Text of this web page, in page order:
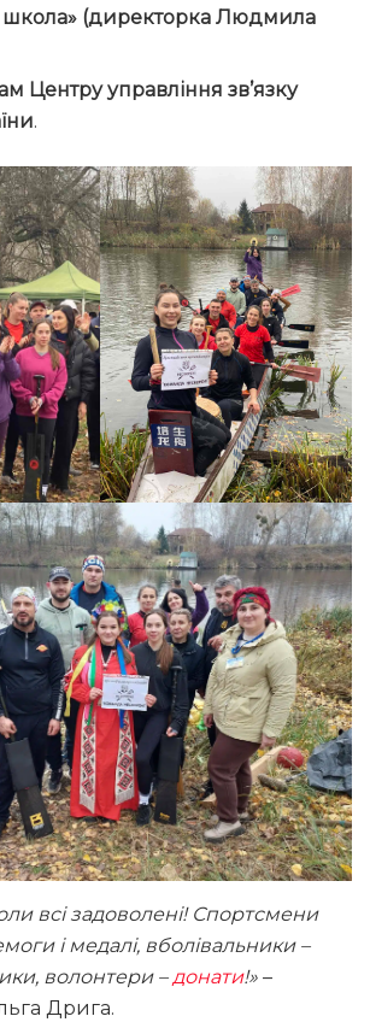
школа» (директорка Людмила
Центру управління зв’язку
.
всі задоволені! Спортсмени
і медалі, вболівальники –
волонтери – донати!» –
Дрига.